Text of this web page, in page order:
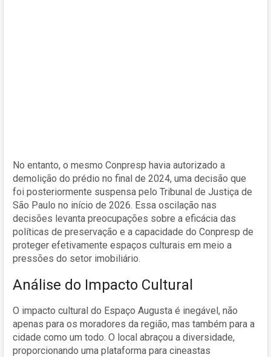
No entanto, o mesmo Conpresp havia autorizado a
demolição do prédio no final de 2024, uma decisão que
foi posteriormente suspensa pelo Tribunal de Justiça de
São Paulo no início de 2026. Essa oscilação nas
decisões levanta preocupações sobre a eficácia das
políticas de preservação e a capacidade do Conpresp de
proteger efetivamente espaços culturais em meio a
pressões do setor imobiliário.
Análise do Impacto Cultural
O impacto cultural do Espaço Augusta é inegável, não
apenas para os moradores da região, mas também para a
cidade como um todo. O local abraçou a diversidade,
proporcionando uma plataforma para cineastas